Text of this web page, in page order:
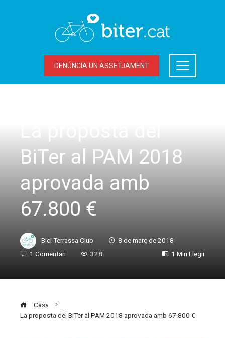
DENÚNCIA UN ASSETJAMENT
BiTer al PAM 2018
aprovada amb
67.800 €
Bici Terrassa Club
8 de març de 2018
1 Comentari
328 1 Min Llegir
Casa
La proposta del BiTer al PAM 2018 aprovada amb 67.800 €